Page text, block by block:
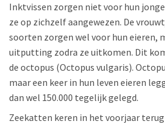
Inktvissen zorgen niet voor hun
ze op zichzelf aangewezen. De
soorten zorgen wel voor hun eieren,
uitputting zodra ze uitkomen. Dit
de octopus (Octopus vulgaris).
maar een keer in hun leven eieren
dan wel 150.000 tegelijk gelegd.
Zeekatten keren in het voorjaar